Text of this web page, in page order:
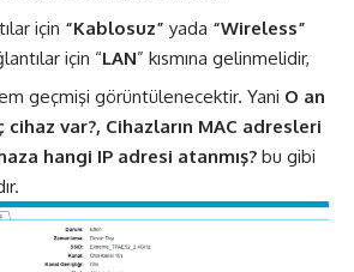
için “Kablosuz” yada “Wireless”
için “LAN” kısmına gelinmelidir,
geçmişi görüntülenecektir. Yani O an
var?, Cihazların MAC adresleri
hangi IP adresi atanmış? bu gibi